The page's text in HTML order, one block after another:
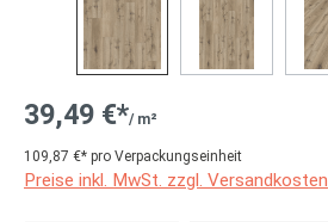
39,49 €*/ m²
109,87 €* pro Verpackungseinheit
Preise inkl. MwSt. zzgl. Versandkosten